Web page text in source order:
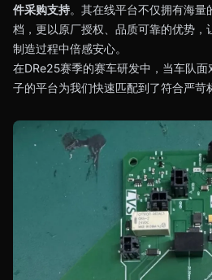
件采购支持。其在线平台不仅拥有海
档，更以原厂授权、品质可靠的优势，
制造过程中倍感安心。
在DRe25赛季的赛车研发中，当车队
子的平台为我们快速匹配到了符合严苛